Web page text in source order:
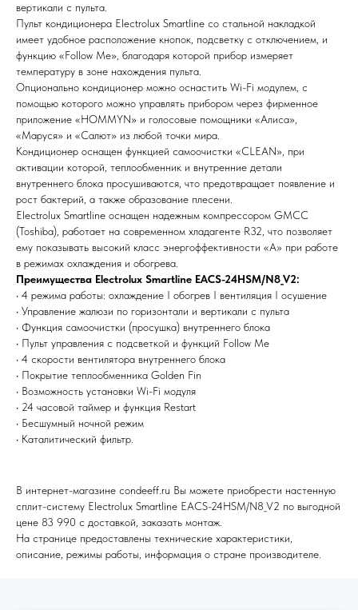
вертикали с пульта.
Пульт кондиционера Electrolux Smartline со стальной накладкой
имеет удобное расположение кнопок, подсветку с отключением, и
функцию «Follow Me», благодаря которой прибор измеряет
температуру в зоне нахождения пульта.
Опционально кондиционер можно оснастить Wi-Fi модулем, с
помощью которого можно управлять прибором через фирменное
приложение «HOMMYN» и голосовые помощники «Алиса»,
«Маруся» и «Салют» из любой точки мира.
Кондиционер оснащен функцией самоочистки «CLEAN», при
активации которой, теплообменник и внутренние детали
внутреннего блока просушиваются, что предотвращает появление и
рост бактерий, а также образование плесени.
Electrolux Smartline оснащен надежным компрессором GMCC
(Toshiba), работает на современном хладагенте R32, что позволяет
ему показывать высокий класс энергоффективности «А» при работе
в режимах охлаждения и обогрева.
Преимущества Electrolux Smartline EACS-24HSM/N8_V2:
• 4 режима работы: охлаждение I обогрев I вентиляция I осушение
• Управление жалюзи по горизонтали и вертикали с пульта
• Функция самоочистки (просушка) внутреннего блока
• Пульт управления с подсветкой и функций Follow Me
• 4 скорости вентилятора внутреннего блока
• Покрытие теплообменника Golden Fin
• Возможность установки Wi-Fi модуля
• 24 часовой таймер и функция Restart
• Бесшумный ночной режим
• Каталитический фильтр.
В интернет-магазине condeeff.ru Вы можете приобрести настенную
сплит-систему Electrolux Smartline EACS-24HSM/N8_V2 по выгодной
цене 83 990 с доставкой, заказать монтаж.
На странице предоставлены технические характеристики,
описание, режимы работы, информация о стране производителе.
Я согласен (на) с политикой обработки персональных данных
Отправить
Не нашли то, что искали или
затрудняетесь в выборе?
Оставьте заявку, и мы подберем
вам нужный товар
Мы всегда рады вам помочь